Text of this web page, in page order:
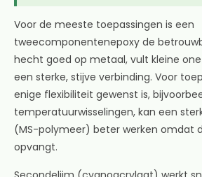
Voor de meeste toepassingen is een
tweecomponentenepoxy de
hecht goed op metaal, vult kleine
een sterke, stijve verbinding. Voor
enige flexibiliteit gewenst is,
temperatuurwisselingen, kan een
(MS-polymeer) beter werken omdat
opvangt.